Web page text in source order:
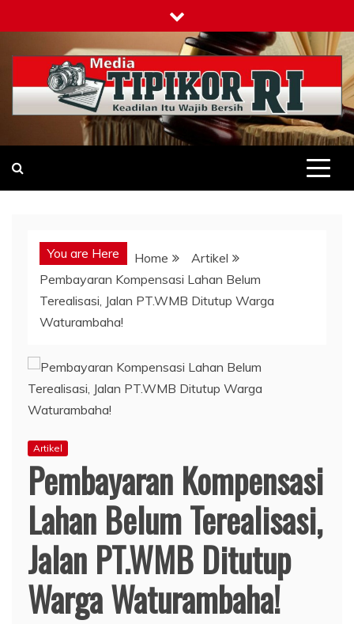
to
content
Tipikor-ri-online.my.id
Keadilan Itu Wajib Bersih
You are Here Home
Artikel
Pembayaran Kompensasi Lahan Belum
Terealisasi, Jalan PT.WMB Ditutup Warga
Waturambaha!
Artikel
Pembayaran Kompensasi
Lahan Belum Terealisasi,
Jalan PT.WMB Ditutup
Warga Waturambaha!